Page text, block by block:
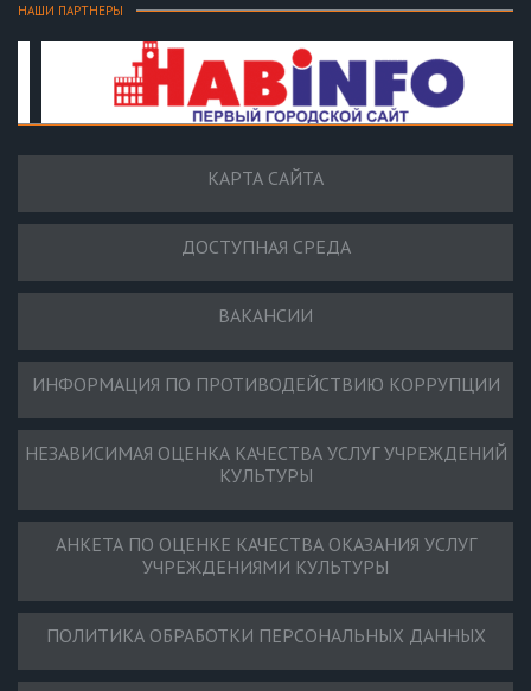
НАШИ ПАРТНЕРЫ
КАРТА САЙТА
ДОСТУПНАЯ СРЕДА
ВАКАНСИИ
ИНФОРМАЦИЯ ПО ПРОТИВОДЕЙСТВИЮ КОРРУПЦИИ
НЕЗАВИСИМАЯ ОЦЕНКА КАЧЕСТВА УСЛУГ УЧРЕЖДЕНИЙ
КУЛЬТУРЫ
АНКЕТА ПО ОЦЕНКЕ КАЧЕСТВА ОКАЗАНИЯ УСЛУГ
УЧРЕЖДЕНИЯМИ КУЛЬТУРЫ
ПОЛИТИКА ОБРАБОТКИ ПЕРСОНАЛЬНЫХ ДАННЫХ